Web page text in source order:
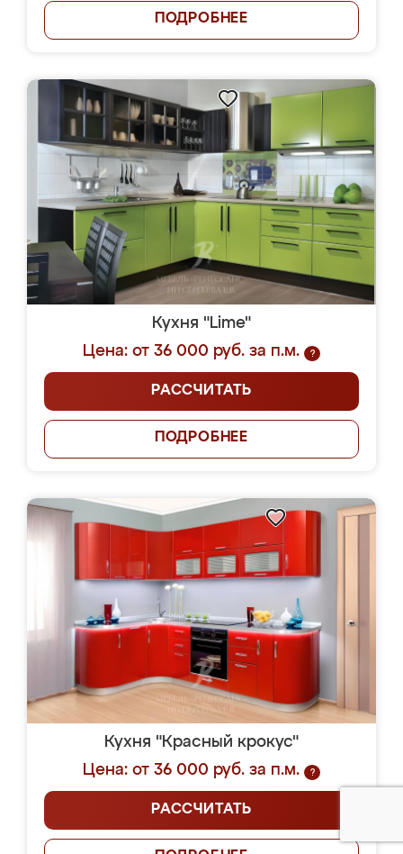
ПОДРОБНЕЕ
Кухня "Lime"
Цена: от 36 000 руб. за п.м.
?
РАССЧИТАТЬ
ПОДРОБНЕЕ
Кухня "Красный крокус"
Цена: от 36 000 руб. за п.м.
?
РАССЧИТАТЬ